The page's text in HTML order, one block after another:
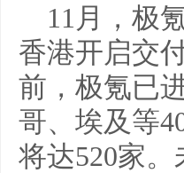
11月，极
香港开启交
前，极氪已
哥、埃及等
将达520家